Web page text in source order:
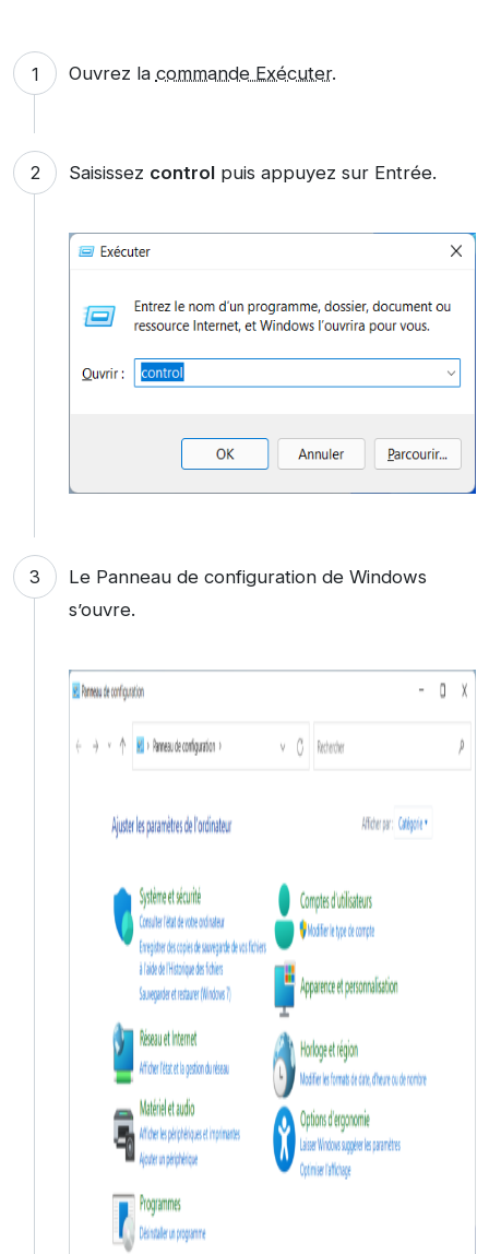
Ouvrez la commande Exécuter.
Saisissez controlpuis appuyez sur Entrée.
Le Panneau de configuration de Windows
s’ouvre.